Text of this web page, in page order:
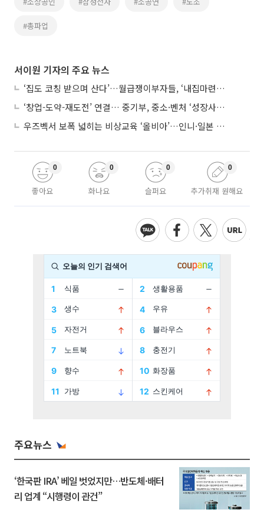
#총파업
서이원 기자의 주요 뉴스
‘집도 코칭 받으며 산다’…월급쟁이부자들, ‘내집마련’ 신청 증가세
‘창업-도약-재도전’ 연결… 중기부, 중소·벤처 ‘성장사다리’ 짓는다
우즈벡서 보폭 넓히는 비상교육 ‘올비아’…인니·일본 진출 타진
좋아요
0
화나요
0
슬퍼요
0
추가취재 원해요
0
주요뉴스
‘한국판 IRA’ 베일 벗었지만…반도체·배터
리 업계 “시행령이 관건”